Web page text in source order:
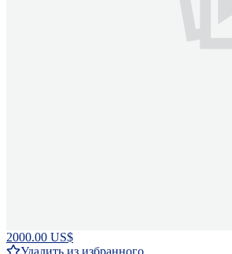
2000.00 US$
Удалить из избранного